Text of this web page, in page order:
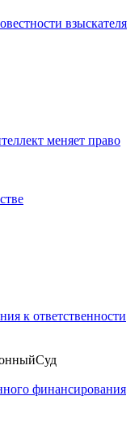
взыскателя
меняет право
к ответственности
финансирования